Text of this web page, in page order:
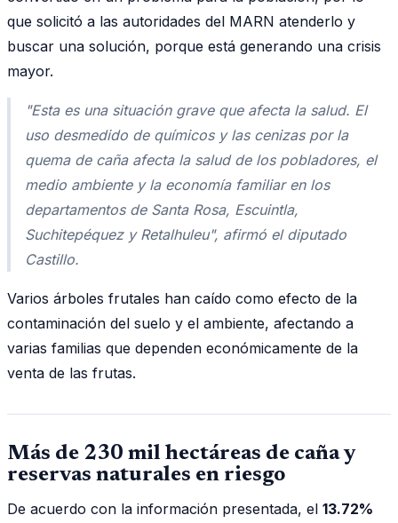
que solicitó a las autoridades del MARN atenderlo y
buscar una solución, porque está generando una crisis
mayor.
"Esta es una situación grave que afecta la salud. El
uso desmedido de químicos y las cenizas por la
quema de caña afecta la salud de los pobladores, el
medio ambiente y la economía familiar en los
departamentos de Santa Rosa, Escuintla,
Suchitepéquez y Retalhuleu", afirmó el diputado
Castillo.
Varios árboles frutales han caído como efecto de la
contaminación del suelo y el ambiente, afectando a
varias familias que dependen económicamente de la
venta de las frutas.
Más de 230 mil hectáreas de caña y
reservas naturales en riesgo
De acuerdo con la información presentada, el 13.72%